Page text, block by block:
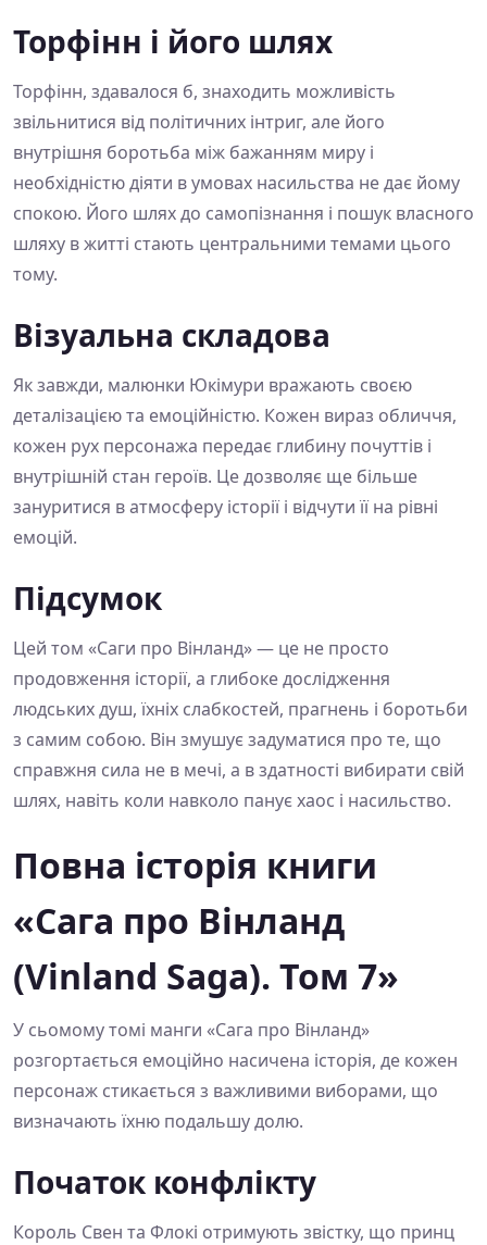
Торфінн і його шлях
Торфінн, здавалося б, знаходить можливість
звільнитися від політичних інтриг, але його
внутрішня боротьба між бажанням миру і
необхідністю діяти в умовах насильства не дає йому
спокою. Його шлях до самопізнання і пошук власного
шляху в житті стають центральними темами цього
тому.
Візуальна складова
Як завжди, малюнки Юкімури вражають своєю
деталізацією та емоційністю. Кожен вираз обличчя,
кожен рух персонажа передає глибину почуттів і
внутрішній стан героїв. Це дозволяє ще більше
зануритися в атмосферу історії і відчути її на рівні
емоцій.
Підсумок
Цей том «Саги про Вінланд» — це не просто
продовження історії, а глибоке дослідження
людських душ, їхніх слабкостей, прагнень і боротьби
з самим собою. Він змушує задуматися про те, що
справжня сила не в мечі, а в здатності вибирати свій
шлях, навіть коли навколо панує хаос і насильство.
Повна історія книги
«Сага про Вінланд
(Vinland Saga). Том 7»
У сьомому томі манги «Сага про Вінланд»
розгортається емоційно насичена історія, де кожен
персонаж стикається з важливими виборами, що
визначають їхню подальшу долю.
Початок конфлікту
Король Свен та Флокі отримують звістку, що принц